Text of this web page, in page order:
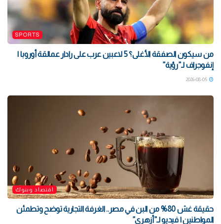
SPORTS
من سيكون الصفقة الأغلى؟ 5 لاعبين عرب على رادار عمالقة أوروبا |
إنفوجراف لـ”رؤية”
اقتصاد وبنوك
حقيقة غش 80% من البن في مصر.. الغرفة التجارية توضح وتطمئن
المواطنين | فيديو لـ”أزهري”